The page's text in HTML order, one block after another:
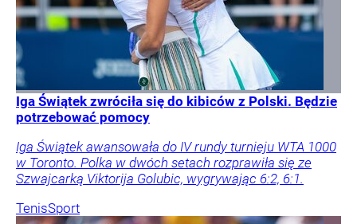
Iga Świątek zwróciła się do kibiców z Polski. Będzie
potrzebować pomocy
Iga Świątek awansowała do IV rundy turnieju WTA 1000
w Toronto. Polka w dwóch setach rozprawiła się ze
Szwajcarką Viktorija Golubic, wygrywając 6:2, 6:1.
TenisSport